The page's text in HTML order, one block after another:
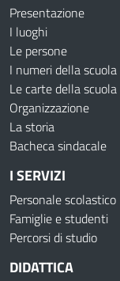
Presentazione
I luoghi
Le persone
I numeri della scuola
Le carte della scuola
Organizzazione
La storia
Bacheca sindacale
I SERVIZI
Personale scolastico
Famiglie e studenti
Percorsi di studio
DIDATTICA